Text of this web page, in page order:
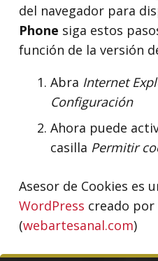
del navegador para
Phone siga estos
función de la versión
Abra Internet
Configuración
Ahora puede
casilla Permitir
Asesor de Cookies es
WordPress creado por
(webartesanal.com)